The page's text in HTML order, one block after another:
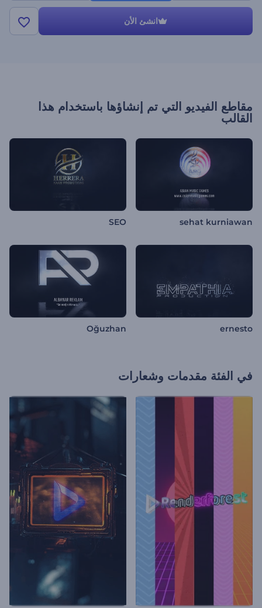
انشئ الأن
مقاطع الفيديو التي تم إنشاؤها باستخدام هذا
القالب
sehat kurniawan
SEO
ernesto
Oğuzhan
في الفئة مقدمات وشعارات